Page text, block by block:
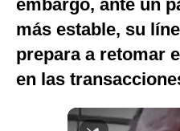
Notas Contratadas
Podcast
embargo, ante un
más estable, su
prepara a retomar
en las